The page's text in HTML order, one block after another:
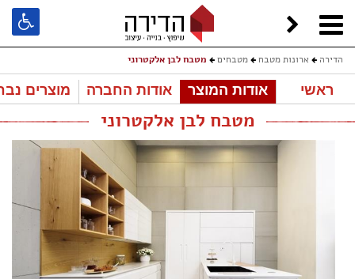
הדירה ארונות מטבח מטבחים מטבח לבן אלקטרוני
ראשי אודות המוצר אודות החברה מוצרים
מטבח לבן אלקטרוני